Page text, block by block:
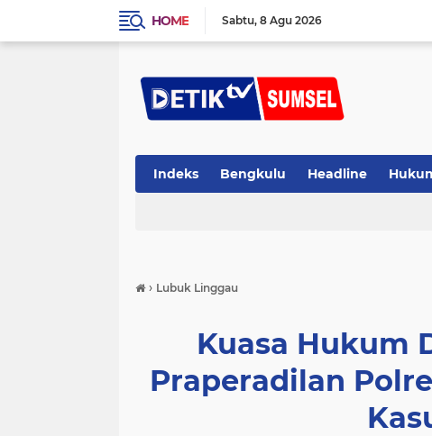
HOME Sabtu 8 Agu 2026
Indeks Bengkulu Headline
› Lubuk Linggau
Kuasa Hukum
Praperadilan